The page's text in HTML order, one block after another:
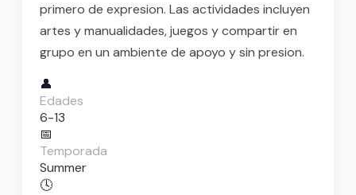
primero de expresion. Las actividades incluyen
artes y manualidades, juegos y compartir en
grupo en un ambiente de apoyo y sin presion.
👤
Edades
6-13
📅
Temporada
Summer
🕓